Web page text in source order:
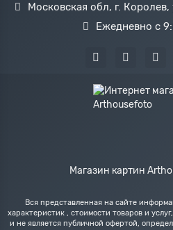
Московская обл, г.
Ежедневно с
Магазин картин
Вся представленная на сайте
характеристик , стоимости товаров и
и не является публичной офертой,